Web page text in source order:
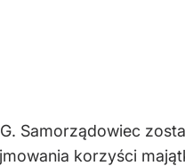
Samorządowiec
korzyści